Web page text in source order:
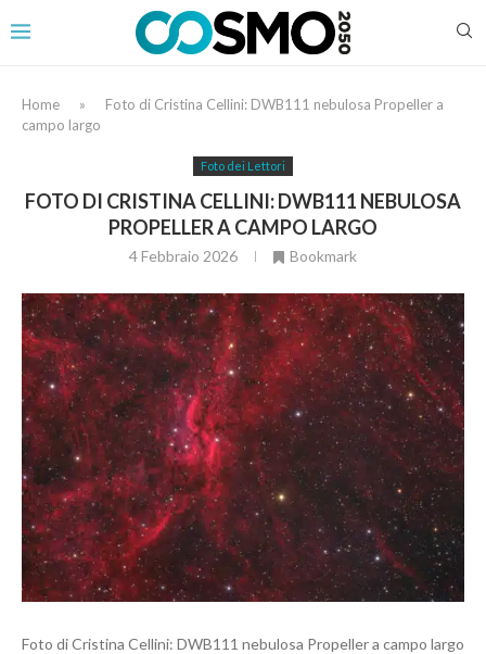
Home »
Foto di Cristina Cellini: DWB111 nebulosa Propeller a
campo largo
Foto dei Lettori
FOTO DI CRISTINA CELLINI: DWB111 NEBULOSA
PROPELLER A CAMPO LARGO
4 Febbraio 2026 Bookmark
Foto di Cristina Cellini: DWB111 nebulosa Propeller a campo largo